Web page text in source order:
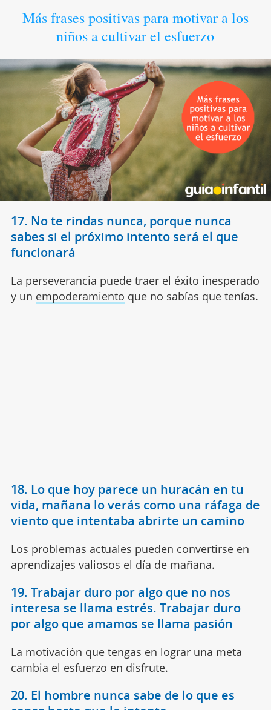
Más frases positivas para motivar a los
niños a cultivar el esfuerzo
17. No te rindas nunca, porque nunca
sabes si el próximo intento será el que
funcionará
La perseverancia puede traer el éxito inesperado
y un empoderamiento que no sabías que tenías.
18. Lo que hoy parece un huracán en tu
vida, mañana lo verás como una ráfaga de
viento que intentaba abrirte un camino
Los problemas actuales pueden convertirse en
aprendizajes valiosos el día de mañana.
19. Trabajar duro por algo que no nos
interesa se llama estrés. Trabajar duro
por algo que amamos se llama pasión
La motivación que tengas en lograr una meta
cambia el esfuerzo en disfrute.
20. El hombre nunca sabe de lo que es